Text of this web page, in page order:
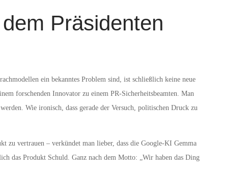
Präsidenten
ein bekanntes Problem sind, ist schließlich keine neue
forschenden Innovator zu einem PR-Sicherheitsbeamten. Man
Wie ironisch, dass gerade der Versuch, politischen Druck zu
zu vertrauen – verkündet man lieber, dass die Google-KI Gemma
das Produkt Schuld. Ganz nach dem Motto: „Wir haben das Ding